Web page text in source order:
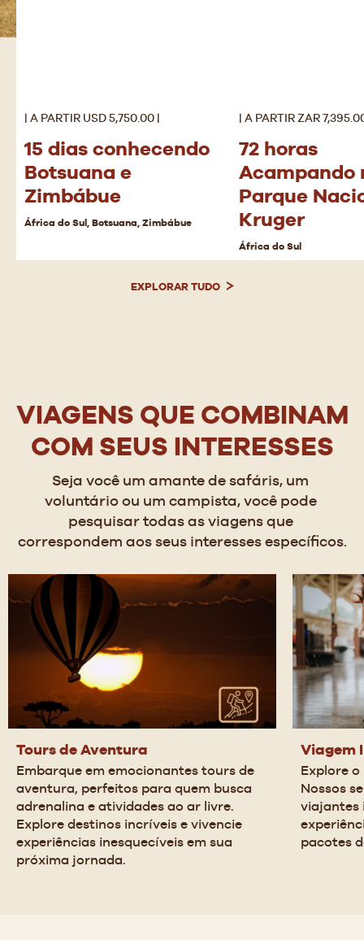
| A PARTIR USD 5,750.00 |
15 dias conhecendo
Botsuana e
Zimbábue
África do Sul, Botsuana, Zimbábue
| A PARTIR ZAR
72 horas
Acampando
Parque
Kruger
África do Sul
EXPLORAR TUDO
VIAGENS QUE COMBINAM
COM SEUS INTERESSES
Seja você um amante de safáris, um
voluntário ou um campista, você pode
pesquisar todas as viagens que
correspondem aos seus interesses específicos.
Tours de Aventura
Embarque em emocionantes tours de
aventura, perfeitos para quem busca
adrenalina e atividades ao ar livre.
Explore destinos incríveis e vivencie
experiências inesquecíveis em sua
próxima jornada.
Viagem
Explore
Nossos
viajantes
pacotes